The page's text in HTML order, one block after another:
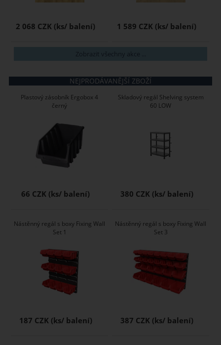
2 068 CZK 1 589 CZK
Zobrazit všechny akce ...
NEJPRODÁVANĚJŠÍ ZBOŽÍ
Plastový zásobník Ergobox 4
černý
66 CZK
Skladový regál Shelving system
60 LOW
380 CZK
Nástěnný regál s boxy Fixing Wall
Set 1
187 CZK
Nástěnný regál s boxy Fixing Wall
Set 3
387 CZK